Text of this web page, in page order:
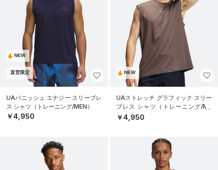
NEW
直営限定
UAバニッシュ エナジー スリーブレ
ス シャツ（トレーニング/MEN）
￥4,950
NEW
UAストレッチ グラフィック スリー
ブレス シャツ（トレーニング/ME
N）
￥4,950